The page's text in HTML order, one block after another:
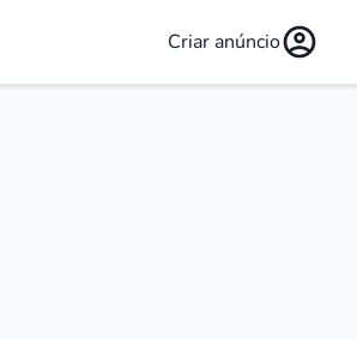
Criar anúncio